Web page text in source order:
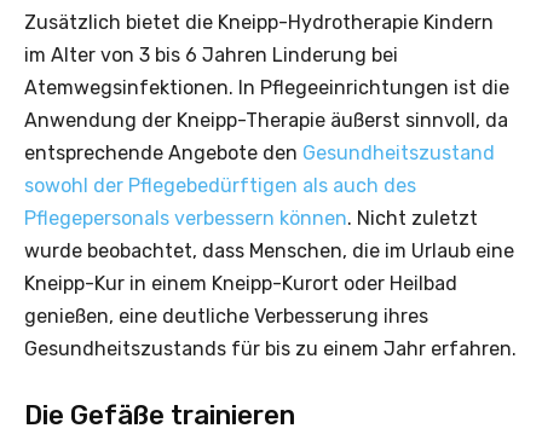
Zusätzlich bietet die Kneipp-Hydrotherapie Kindern
im Alter von 3 bis 6 Jahren Linderung bei
Atemwegsinfektionen. In Pflegeeinrichtungen ist die
Anwendung der Kneipp-Therapie äußerst sinnvoll, da
entsprechende Angebote den Gesundheitszustand
sowohl der Pflegebedürftigen als auch des
Pflegepersonals verbessern können. Nicht zuletzt
wurde beobachtet, dass Menschen, die im Urlaub eine
Kneipp-Kur in einem Kneipp-Kurort oder Heilbad
genießen, eine deutliche Verbesserung ihres
Gesundheitszustands für bis zu einem Jahr erfahren.
Die Gefäße trainieren